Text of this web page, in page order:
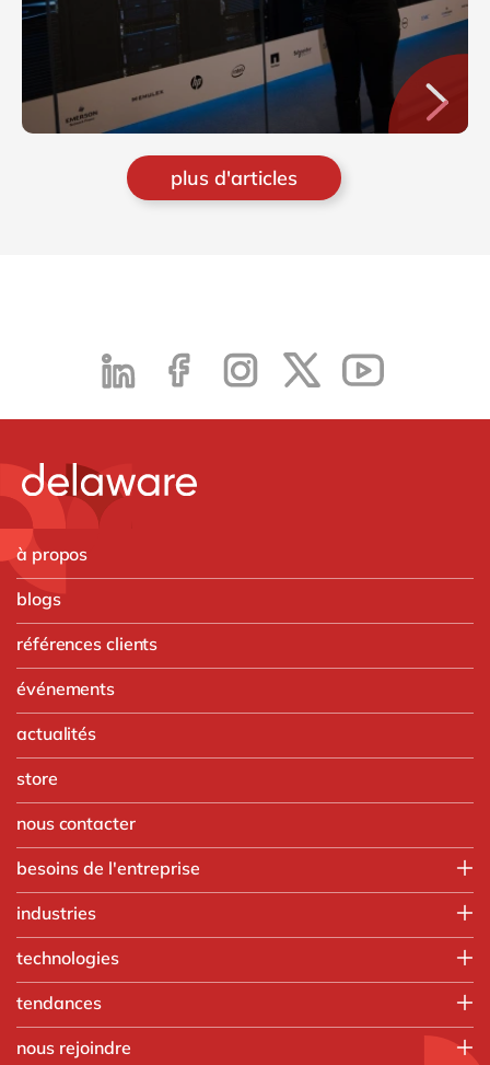
plus d'articles
à propos
blogs
références clients
événements
actualités
store
nous contacter
besoins de l'entreprise
Opérations
Ressources humaines
Ventes & marketing
tous nos services
industries
Automobile
Chimie
Commerce de gros
Fabrication discrète
technologies
Aprimo
tendances
nous rejoindre